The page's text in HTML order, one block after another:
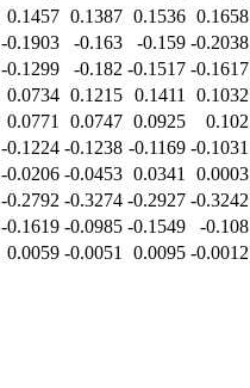
0.1457 0.1387 0.1536 0.1658
-0.1903 -0.163 -0.159 -0.2038
-0.1299 -0.182 -0.1517 -0.1617
0.0734 0.1215 0.1411
0.1032
0.0771 0.0747 0.0925
0.102
-0.1224 -0.1238 -0.1169 -0.1031
-0.0206 -0.0453 0.0341
0.0003
-0.2792 -0.3274 -0.2927 -0.3242
-0.1619 -0.0985 -0.1549
-0.108
0.0059 -0.0051 0.0095 -0.0012